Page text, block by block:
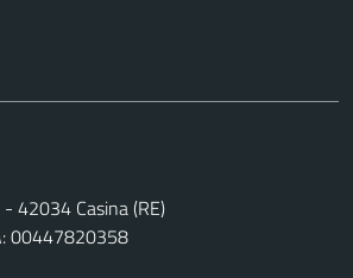
42034 Casina (RE)
00447820358